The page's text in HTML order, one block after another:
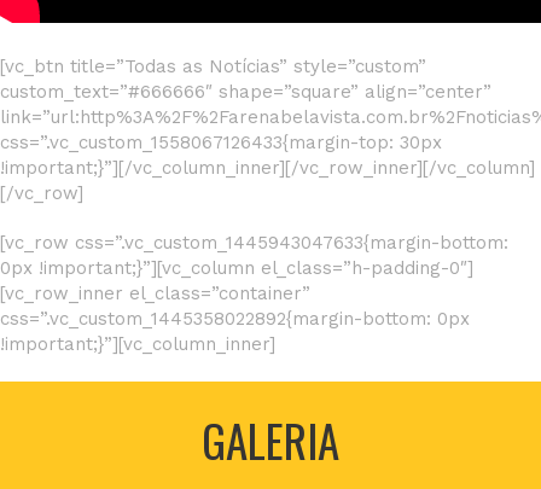
[vc_btn title=”Todas as Notícias” style=”custom”
custom_text=”#666666″ shape=”square” align=”center”
css=”.vc_custom_1558067126433{margin-top: 30px
!important;}”][/vc_column_inner][/vc_row_inner][/vc_column]
[/vc_row]
[vc_row css=”.vc_custom_1445943047633{margin-bottom:
0px !important;}”][vc_column el_class=”h-padding-0″]
[vc_row_inner el_class=”container”
css=”.vc_custom_1445358022892{margin-bottom: 0px
!important;}”][vc_column_inner]
GALERIA